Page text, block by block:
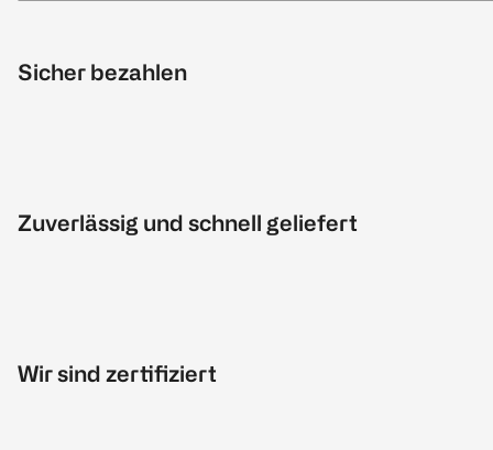
Sicher bezahlen
Zuverlässig und schnell geliefert
Wir sind zertifiziert